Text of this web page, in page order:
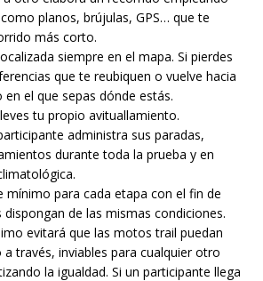
planos, brújulas, GPS… que te
más corto.
siempre en el mapa. Si pierdes
que te reubiquen o vuelve hacia
el que sepas dónde estás.
tu propio avituallamiento.
administra sus paradas,
durante toda la prueba y en
mínimo para cada etapa con el fin de
de las mismas condiciones.
evitará que las motos trail puedan
través, inviables para cualquier otro
la igualdad. Si un participante llega